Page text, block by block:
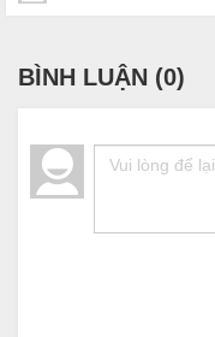
BÌNH LUẬN (0)